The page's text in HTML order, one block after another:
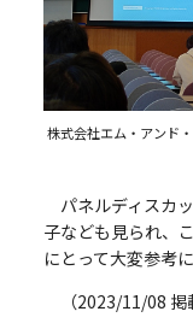
株式会社エム・アンド
パネルディスカ
子なども見られ、
にとって大変参考
（2023/11/08 掲